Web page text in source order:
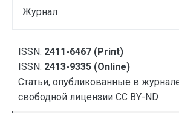
Журнал
ISSN: 2411-6467 (Print)
ISSN: 2413-9335 (Online)
Статьи, опубликованные в
свободной лицензии CC BY-ND